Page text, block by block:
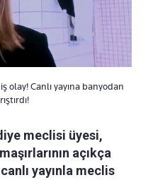
Canlı yayına banyodan
meclisi üyesi,
açıkça
yayınla meclis